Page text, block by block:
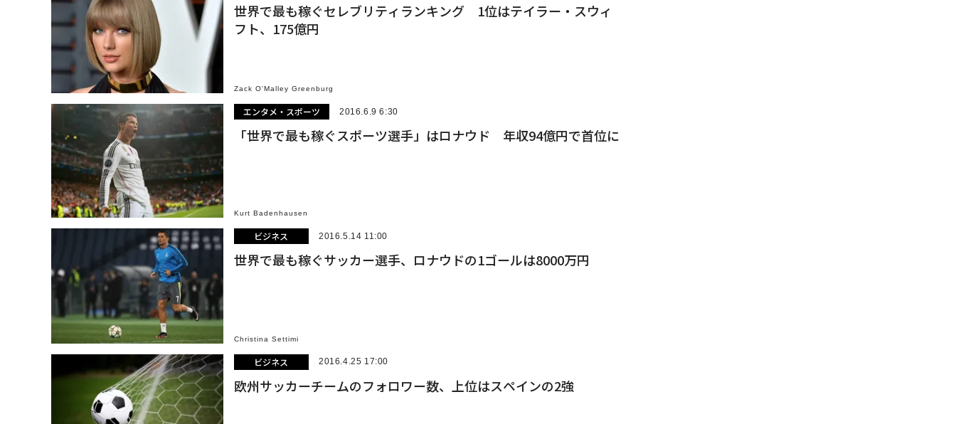
世界で最も稼ぐセレブリティランキング 1位はテイラー・スウィ
フト、175億円
Zack O'Malley Greenburg
エンタメ・スポーツ 2016.6.9 6:30
「世界で最も稼ぐスポーツ選手」はロナウド 年収94億円で首位に
Kurt Badenhausen
ビジネス 2016.5.14 11:00
世界で最も稼ぐサッカー選手、ロナウドの1ゴールは8000万円
Christina Settimi
ビジネス 2016.4.25 17:00
欧州サッカーチームのフォロワー数、上位はスペインの2強